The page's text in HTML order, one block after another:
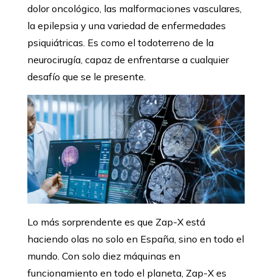
dolor oncológico, las malformaciones vasculares,
la epilepsia y una variedad de enfermedades
psiquiátricas. Es como el todoterreno de la
neurocirugía, capaz de enfrentarse a cualquier
desafío que se le presente.
Lo más sorprendente es que Zap-X está
haciendo olas no solo en España, sino en todo el
mundo. Con solo diez máquinas en
funcionamiento en todo el planeta, Zap-X es